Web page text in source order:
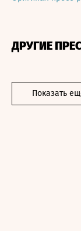
ДРУГИЕ
Показать